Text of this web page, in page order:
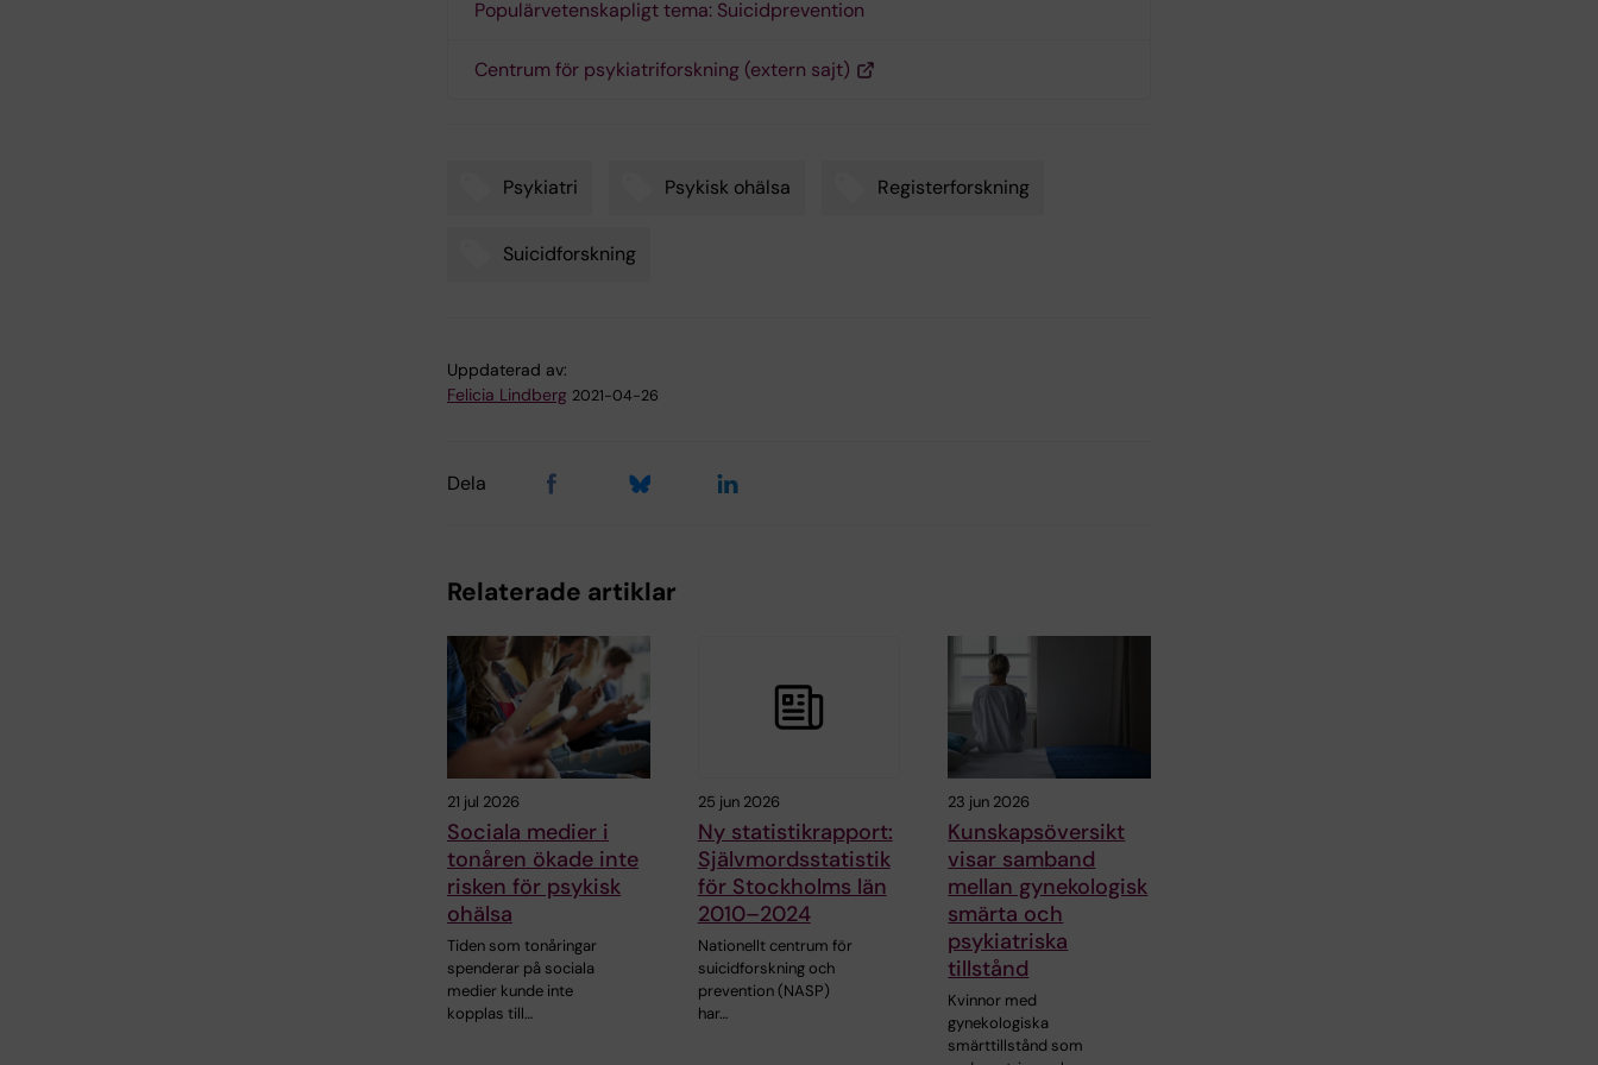
Populärvetenskapligt tema: Suicidprevention
Centrum för psykiatriforskning (extern sajt)
Psykiatri Psykisk ohälsa Registerforskning
Suicidforskning
Uppdaterad av:
Felicia Lindberg 2021-04-26
Dela
Relaterade artiklar
21 jul 2026
Sociala medier i
tonåren ökade inte
risken för psykisk
ohälsa
Tiden som tonåringar
spenderar på sociala
medier kunde inte
kopplas till…
25 jun 2026
Ny statistikrapport:
Självmordsstatistik
för Stockholms län
2010–2024
Nationellt centrum för
suicidforskning och
prevention (NASP)
har…
23 jun 2026
Kunskapsöversikt
visar samband
mellan gynekologisk
smärta och
psykiatriska
tillstånd
Kvinnor med
gynekologiska
smärttillstånd som